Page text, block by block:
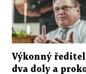
Výkonný
dva doly a